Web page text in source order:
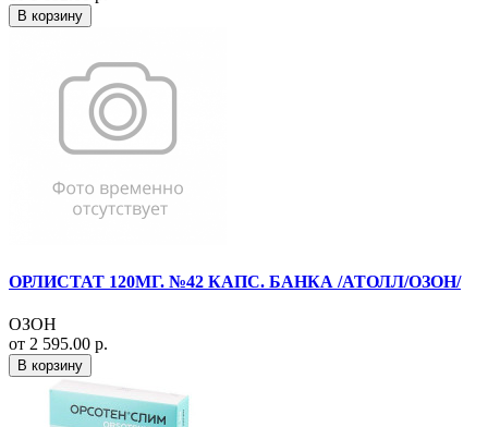
В корзину
ОРЛИСТАТ 120МГ. №42 КАПС. БАНКА /АТОЛЛ/ОЗОН/
ОЗОН
от 2 595.00 р.
В корзину